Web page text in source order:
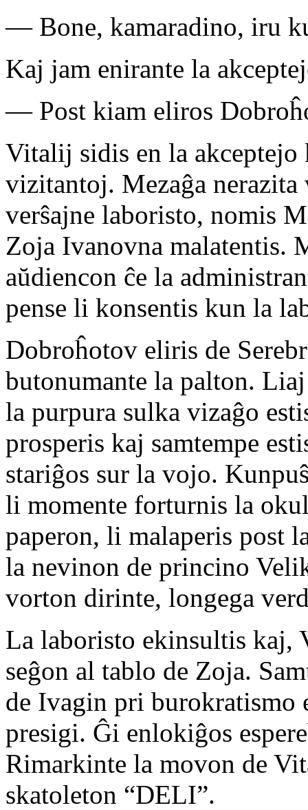
— Bone, kamaradino, iru
Kaj jam enirante la
— Post kiam eliros
Vitalij sidis en la
vizitantoj. Mezaĝa
verŝajne laboristo, nomis
Zoja Ivanovna
aŭdiencon ĉe la
pense li konsentis kun la
Dobroĥotov eliris de
butonumante la palton.
la purpura sulka vizaĝo
prosperis kaj samtempe
stariĝos sur la vojo.
li momente forturnis la
paperon, li malaperis post
la nevinon de princino
vorton dirinte, longega
La laboristo ekinsultis kaj,
seĝon al tablo de Zoja.
de Ivagin pri burokratismo
presigi. Ĝi enlokiĝos
Rimarkinte la movon de
skatoleton “DELI”.